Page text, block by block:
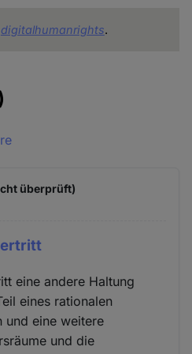
digitalhumanrights.
überprüft)
eine andere Haltung
eines rationalen
und eine weitere
und die